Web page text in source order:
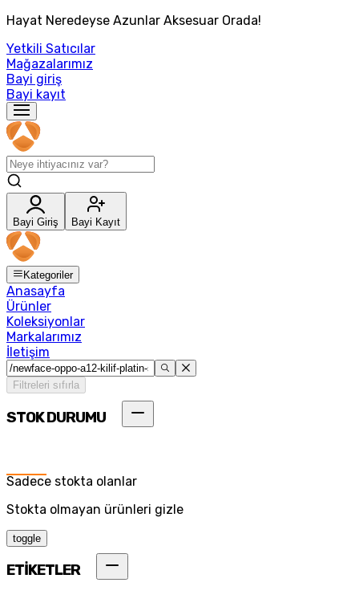
Hayat Neredeyse Azunlar Aksesuar Orada!
Yetkili Satıcılar
Mağazalarımız
Bayi giriş
Bayi kayıt
Bayi Giriş Bayi Kayıt
Kategoriler
Anasayfa
Ürünler
Koleksiyonlar
Markalarımız
İletişim
Filtreleri sıfırla
STOK DURUMU
Sadece stokta olanlar
Stokta olmayan ürünleri gizle
toggle
ETİKETLER